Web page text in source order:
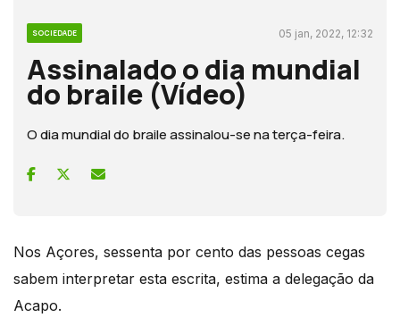
SOCIEDADE 05 jan, 2022, 12:32
Assinalado o dia mundial
do braile (Vídeo)
O dia mundial do braile assinalou-se na terça-feira.
Nos Açores, sessenta por cento das pessoas cegas
sabem interpretar esta escrita, estima a delegação da
Acapo.